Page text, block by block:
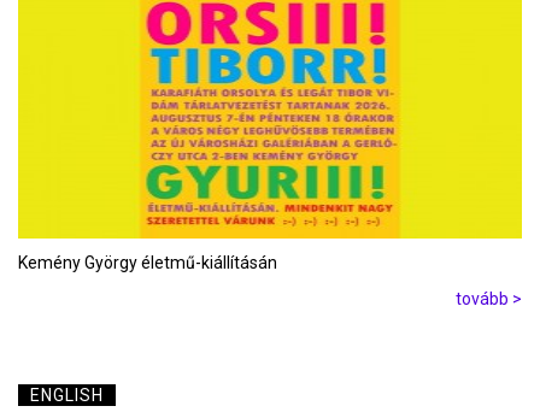
Kemény György életmű-kiállításán
tovább >
ENGLISH